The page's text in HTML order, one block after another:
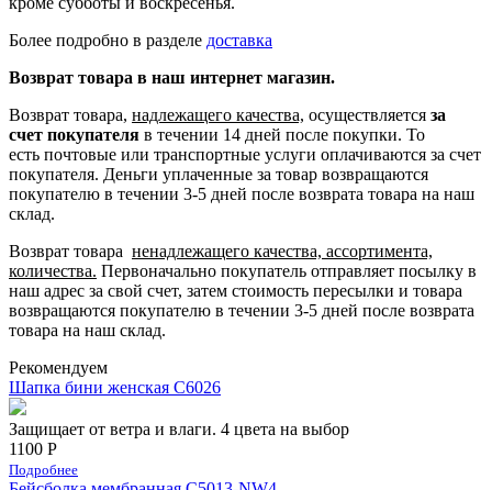
Более подробно в разделе доставка
Возврат товара в наш интернет магазин.
Возврат товара, надлежащего качества, осуществляется за
счет покупателя в течении 14 дней после покупки. То
есть почтовые или транспортные услуги оплачиваются за счет
покупателя. Деньги уплаченные за товар возвращаются
покупателю в течении 3-5 дней после возврата товара на наш
склад.
Возврат товара ненадлежащего качества, ассортимента,
количества. Первоначально покупатель отправляет посылку в
наш адрес за свой счет, затем стоимость пересылки и товара
возвращаются покупателю в течении 3-5 дней после возврата
товара на наш склад.
Рекомендуем
Шапка бини женская С6026
Защищает от ветра и влаги. 4 цвета на выбор
1100 Р
Подробнее